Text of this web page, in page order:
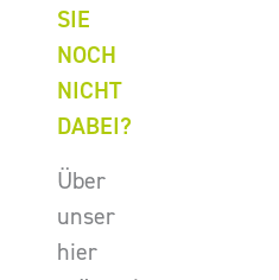
SIE
NOCH
NICHT
DABEI?
Über
unser
hier